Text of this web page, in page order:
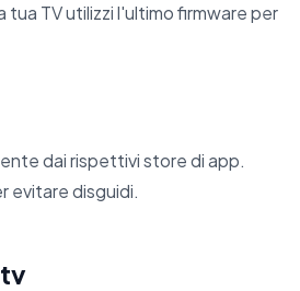
tua TV utilizzi l'ultimo firmware per
dai rispettivi store di app.
evitare disguidi.